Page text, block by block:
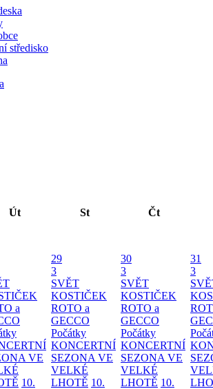
středisko
Út St Čt
a
VE
10.
29
3
SVĚT
KOSTIČEK
ROTO a
GECCO
Počátky
KONCERTNÍ
SEZONA VE
VELKÉ
LHOTĚ 10.
30
3
SVĚT
KOSTIČEK
ROTO a
GECCO
Počátky
KONCERTNÍ
SEZONA VE
VELKÉ
LHOTĚ 10.
31
3